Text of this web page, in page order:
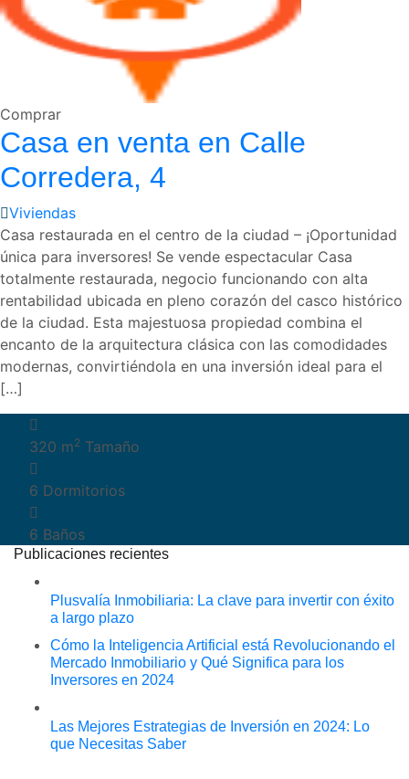
Comprar
Casa en venta en Calle
Corredera, 4
Viviendas
Casa restaurada en el centro de la ciudad – ¡Oportunidad
única para inversores! Se vende espectacular Casa
totalmente restaurada, negocio funcionando con alta
rentabilidad ubicada en pleno corazón del casco histórico
de la ciudad. Esta majestuosa propiedad combina el
encanto de la arquitectura clásica con las comodidades
modernas, convirtiéndola en una inversión ideal para el
[…]
320 m2 Tamaño
6 Dormitorios
6 Baños
Publicaciones recientes
Plusvalía Inmobiliaria: La clave para invertir con éxito
a largo plazo
Cómo la Inteligencia Artificial está Revolucionando el
Mercado Inmobiliario y Qué Significa para los
Inversores en 2024
Las Mejores Estrategias de Inversión en 2024: Lo
que Necesitas Saber